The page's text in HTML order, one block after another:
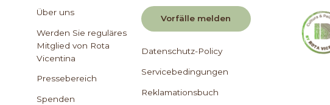
Über uns
Werden Sie reguläres
Mitglied von Rota
Vicentina
Pressebereich
Spenden
Vorfälle melden
Datenschutz-Policy
Servicebedingungen
Reklamationsbuch